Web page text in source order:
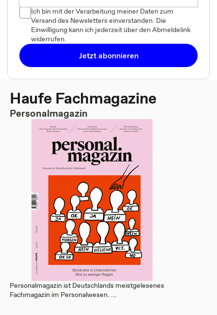
Ich bin mit der Verarbeitung meiner Daten zum
Versand des Newsletters einverstanden. Die
Einwilligung kann ich jederzeit über den Abmeldelink
widerrufen.
Jetzt abonnieren
Haufe Fachmagazine
Personalmagazin
Personalmagazin ist Deutschlands meistgelesenes
Fachmagazin im Personalwesen. ...